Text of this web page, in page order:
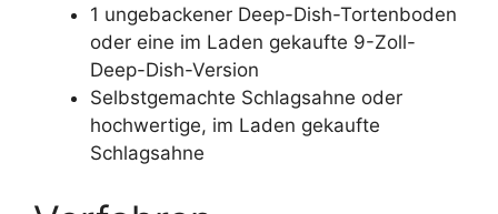
1 ungebackener Deep-Dish-Tortenboden
oder eine im Laden gekaufte 9-Zoll-
Deep-Dish-Version
Selbstgemachte Schlagsahne oder
hochwertige, im Laden gekaufte
Schlagsahne